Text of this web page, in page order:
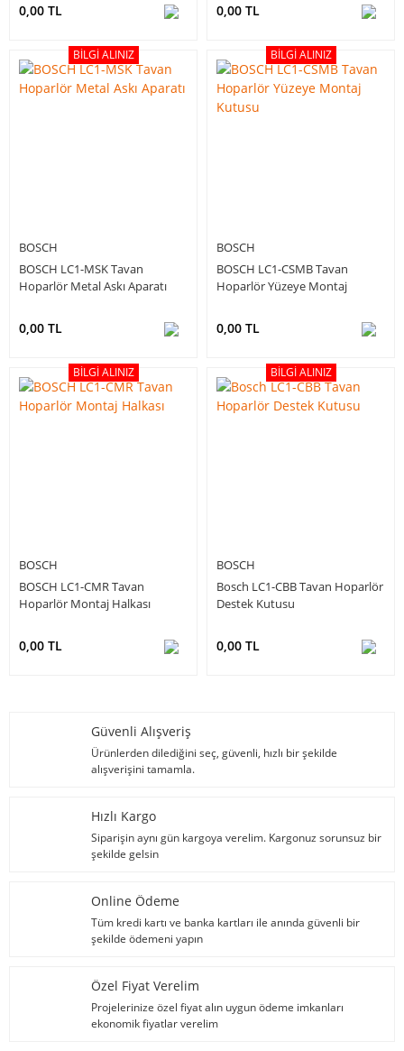
0,00 TL 0,00 TL
BILGI ALINIZ
BOSCH
BOSCH LC1-MSK Tavan
Hoparlör Metal Askı Aparatı
0,00 TL
BILGI ALINIZ
BOSCH
BOSCH LC1-CSMB Tavan
Hoparlör Yüzeye Montaj
0,00 TL
BILGI ALINIZ
BOSCH
BOSCH LC1-CMR Tavan
Hoparlör Montaj Halkası
0,00 TL
BILGI ALINIZ
BOSCH
Bosch LC1-CBB Tavan Hoparlör
Destek Kutusu
0,00 TL
Güvenli Alışveriş
Ürünlerden dilediğini seç, güvenli, hızlı bir şekilde
alışverişini tamamla.
Hızlı Kargo
Siparişin aynı gün kargoya verelim. Kargonuz sorunsuz bir
şekilde gelsin
Online Ödeme
Tüm kredi kartı ve banka kartları ile anında güvenli bir
şekilde ödemeni yapın
Özel Fiyat Verelim
Projelerinize özel fiyat alın uygun ödeme imkanları
ekonomik fiyatlar verelim